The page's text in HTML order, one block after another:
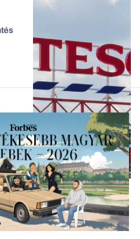
Lista
Nemzetközi cégek